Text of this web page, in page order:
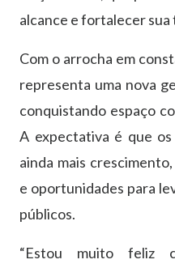
alcance e fortalecer sua
Com o arrocha em
representa uma nova
conquistando espaço
A expectativa é que os
ainda mais
e oportunidades para
públicos.
“Estou muito feliz